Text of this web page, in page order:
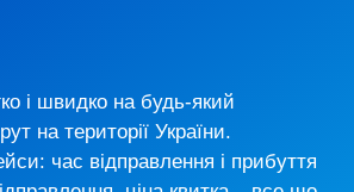
і швидко на будь-який
на території України.
час відправлення і прибуття